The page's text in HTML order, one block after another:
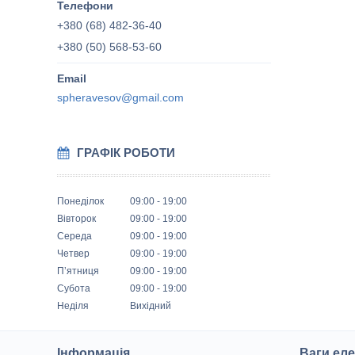
+380 (68) 482-36-40
+380 (50) 568-53-60
spheravesov@gmail.com
ГРАФІК РОБОТИ
Понеділок 09:00
19:00
Вівторок
09:00
19:00
Середа
09:00
19:00
Четвер
09:00
19:00
Пʼятниця
09:00
19:00
Субота
09:00
19:00
Неділя
Вихідний